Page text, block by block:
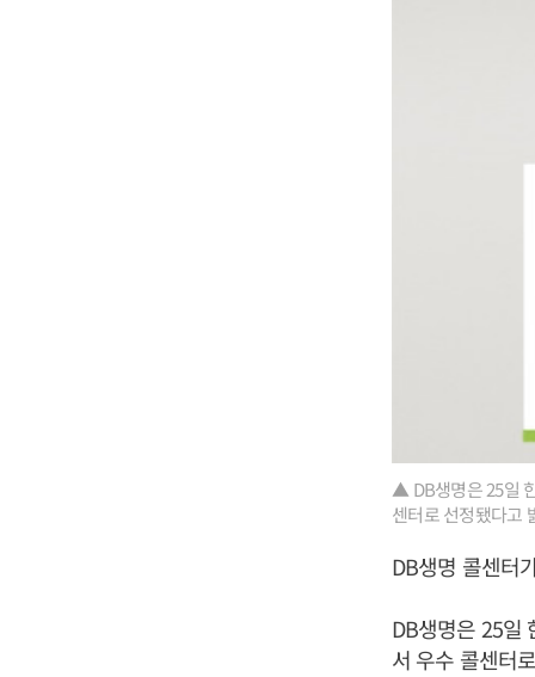
▲ DB생명은 25일
센터로 선정됐다고
DB생명 콜센터
DB생명은 25일
서 우수 콜센터